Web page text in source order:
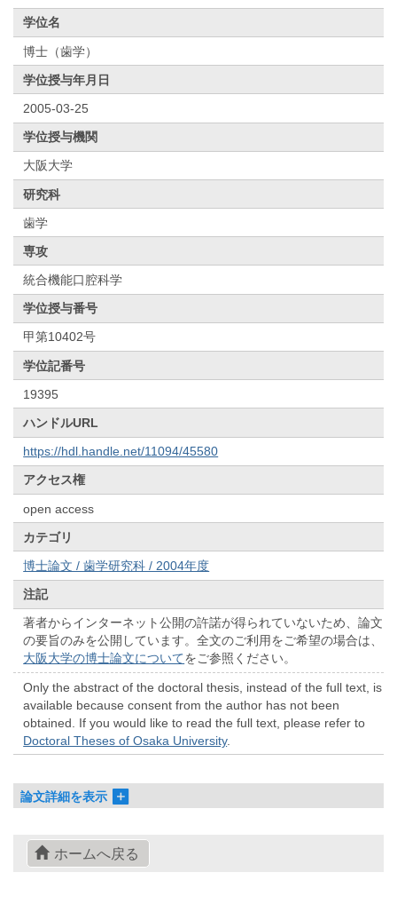
学位名
博士（歯学）
学位授与年月日
2005-03-25
学位授与機関
大阪大学
研究科
歯学
専攻
統合機能口腔科学
学位授与番号
甲第10402号
学位記番号
19395
ハンドルURL
https://hdl.handle.net/11094/45580
アクセス権
open access
カテゴリ
博士論文 / 歯学研究科 / 2004年度
注記
著者からインターネット公開の許諾が得られていないため、論文
の要旨のみを公開しています。全文のご利用をご希望の場合は、
大阪大学の博士論文についてをご参照ください。
Only the abstract of the doctoral thesis, instead of the full text, is
available because consent from the author has not been
obtained. If you would like to read the full text, please refer to
Doctoral Theses of Osaka University.
論文詳細を表示
ホームへ戻る